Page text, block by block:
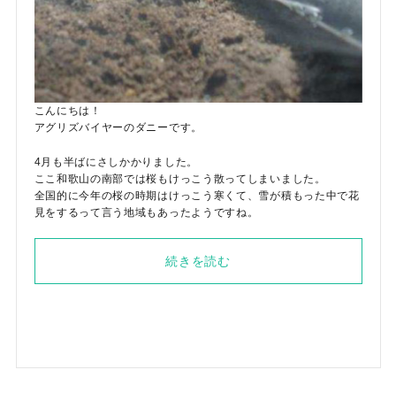
レンタル
ブログ
利用ガイド
メールでのお問い合わせ
こんにちは！
アグリズバイヤーのダニーです。
4月も半ばにさしかかりました。
ここ和歌山の南部では桜もけっこう散ってしまいました。
全国的に今年の桜の時期はけっこう寒くて、雪が積もった中で花
見をするって言う地域もあったようですね。
続きを読む